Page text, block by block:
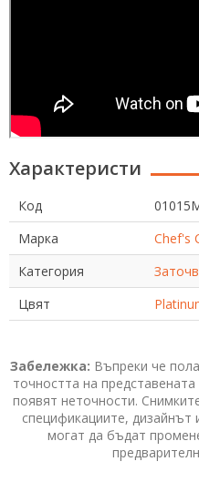
Характеристи
Код
Марка
Chef's
Категория
Цвят
Забележка: Въпреки че
точността на
появят неточности.
спецификациите, дизайнът
могат да бъдат